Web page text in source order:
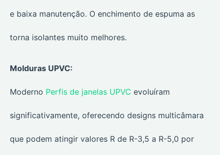
e baixa manutenção. O enchimento de espuma as
torna isolantes muito melhores.
Molduras UPVC:
Moderno Perfis de janelas UPVC evoluíram
significativamente, oferecendo designs multicâmara
que podem atingir valores R de R-3,5 a R-5,0 por